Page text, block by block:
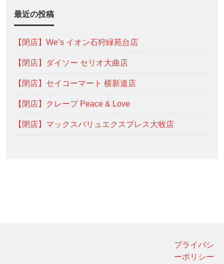
最近の投稿
【閉店】We’s イオン石狩緑苑台店
【閉店】ダイソー セリオ大曲店
【閉店】セイコーマート 横新道店
【閉店】クレープ Peace & Love
【閉店】マックスバリュエクスプレス大牧店
プライバシ
ーポリシー